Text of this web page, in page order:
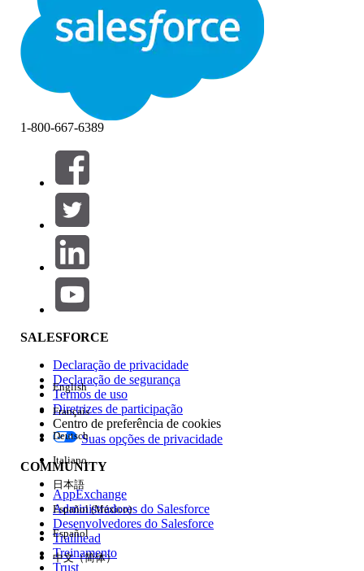
Filtros (0)
SELECIONAR FILTROS
Área de produtos
Impacto do recurso
Edição
Experiência
1-800-667-6389
SALESFORCE
Declaração de privacidade
Declaração de segurança
Termos de uso
Diretrizes de participação
Centro de preferência de cookies
Suas opções de privacidade
COMMUNITY
AppExchange
Administradores do Salesforce
Desenvolvedores do Salesforce
Trailhead
Treinamento
Trust
English
Français
Deutsch
Italiano
日本語
Español (México)
Español
中文（简体）